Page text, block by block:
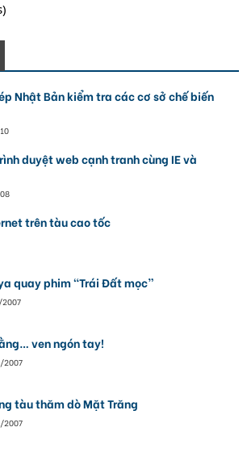
Nhật Bản kiểm tra các cơ sở chế biến
duyệt web cạnh tranh cùng IE và
trên tàu cao tốc
quay phim “Trái Đất mọc”
ven ngón tay!
2007
tàu thăm dò Mặt Trăng
2007